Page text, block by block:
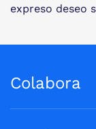
expreso deseo
Colabora